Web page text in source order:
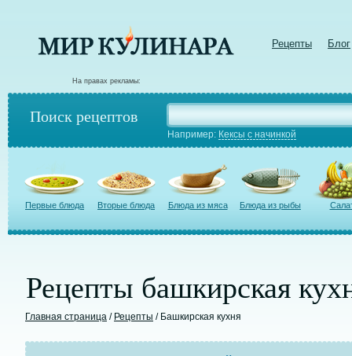
Рецепты Блог
На правах рекламы:
Поиск рецептов
Например: Кексы с начинкой
Первые блюда Вторые блюда Блюда из мяса Блюда из рыбы
Рецепты башкирская
Главная страница / Рецепты / Башкирская кухня